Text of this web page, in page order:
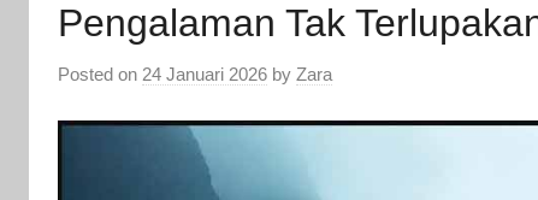
Pengalaman Tak
Posted on 24 Januari 2026 by Zara